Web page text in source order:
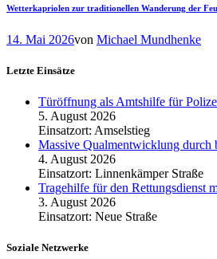
Wetterkapriolen zur traditionellen Wanderung der
14. Mai 2026von Michael Mundhenke
Letzte Einsätze
Türöffnung als Amtshilfe für
5. August 2026
Einsatzort: Amselstieg
Massive Qualmentwicklung durch
4. August 2026
Einsatzort: Linnenkämper Straße
Tragehilfe für den Rettungsdienst
3. August 2026
Einsatzort: Neue Straße
Soziale Netzwerke